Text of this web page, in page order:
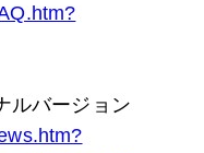
バージョン